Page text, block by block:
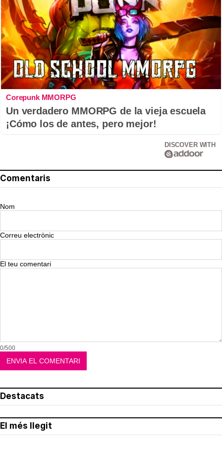
Corepunk MMORPG
Un verdadero MMORPG de la vieja escuela
¡Cómo los de antes, pero mejor!
DISCOVER WITH
Comentaris
Nom
Correu electrònic
El teu comentari
0/500
Destacats
El més llegit